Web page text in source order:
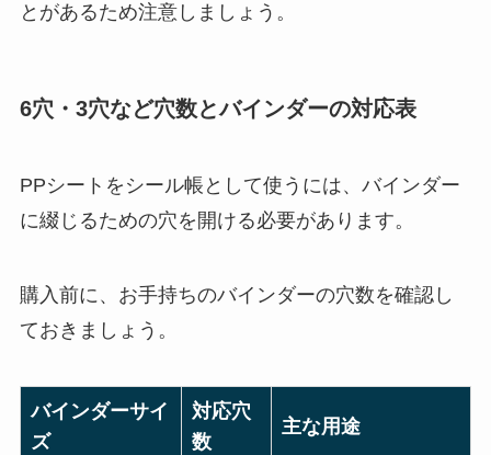
とがあるため注意しましょう。
6穴・3穴など穴数とバインダーの対応表
PPシートをシール帳として使うには、バインダー
に綴じるための穴を開ける必要があります。
購入前に、お手持ちのバインダーの穴数を確認し
ておきましょう。
バインダーサイ
ズ
対応穴
数
主な用途